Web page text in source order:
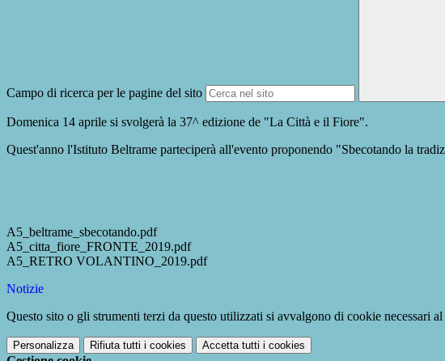
Campo di ricerca per le pagine del sito
Domenica 14 aprile si svolgerà la 37^ edizione de "La Città e il Fiore".
Quest'anno l'Istituto Beltrame parteciperà all'evento proponendo "Sbecotando la
A5_beltrame_sbecotando.pdf
A5_citta_fiore_FRONTE_2019.pdf
A5_RETRO VOLANTINO_2019.pdf
Notizie
Questo sito o gli strumenti terzi da questo utilizzati si avvalgono di cookie necessari
Personalizza Rifiuta tutti i cookies Accetta tutti i cookies